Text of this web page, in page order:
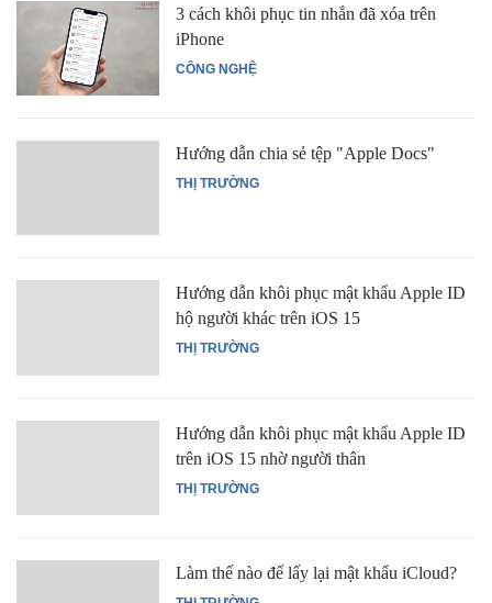
CÔNG NGHỆ
3 cách khôi phục tin nhắn đã xóa trên
iPhone
THỊ TRƯỜNG
Hướng dẫn chia sẻ tệp "Apple Docs"
THỊ TRƯỜNG
Hướng dẫn khôi phục mật khẩu Apple ID
hộ người khác trên iOS 15
THỊ TRƯỜNG
Hướng dẫn khôi phục mật khẩu Apple ID
trên iOS 15 nhờ người thân
Làm thế nào để lấy lại mật khẩu iCloud?